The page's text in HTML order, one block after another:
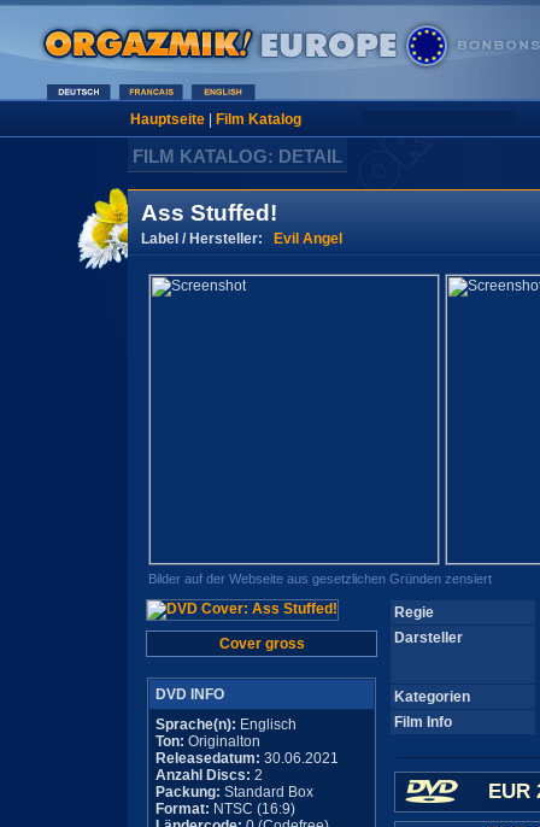
Hauptseite| Film Katalog
FILM KATALOG: DETAIL
Ass Stuffed!
Label / Hersteller: Evil Angel
Bilder auf der Webseite aus gesetzlichen Gründen zensiert
Cover gross
DVD INFO
Sprache(n): Englisch
Ton: Originalton
Releasedatum: 30.06.2021
Anzahl Discs: 2
Packung: Standard Box
Format: NTSC (16:9)
Regie
Darsteller
Kategorien
Film Info
EUR